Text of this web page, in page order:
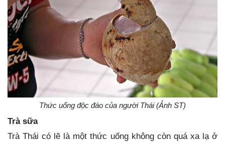
Thức uống độc đáo của người Thái (Ảnh ST)
Trà sữa
Trà Thái có lẽ là một thức uống không còn quá xa lạ ở